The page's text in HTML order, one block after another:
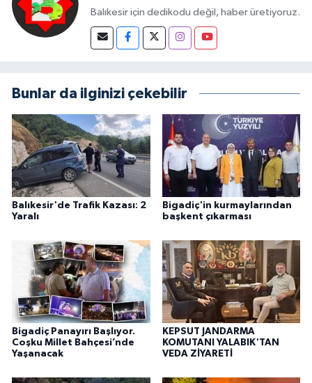
Balıkesir için dedikodu değil, haber üretiyoruz.
Bunlar da ilginizi çekebilir
Balıkesir'de Trafik Kazası: 2
Yaralı
Bigadiç'in kurmaylarından
başkent çıkarması
Bigadiç Panayırı Başlıyor.
Coşku Millet Bahçesi’nde
Yaşanacak
KEPSUT JANDARMA
KOMUTANI YALABIK'TAN
VEDA ZİYARETİ